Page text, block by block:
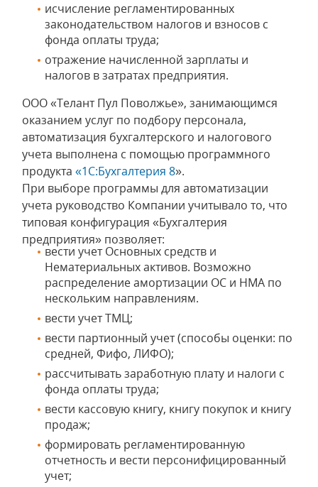
исчисление регламентированных
законодательством налогов и взносов с
фонда оплаты труда;
отражение начисленной зарплаты и
налогов в затратах предприятия.
ООО «Телант Пул Поволжье», занимающимся
оказанием услуг по подбору персонала,
автоматизация бухгалтерского и налогового
учета выполнена с помощью программного
продукта «1С:Бухгалтерия 8».
При выборе программы для автоматизации
учета руководство Компании учитывало то, что
типовая конфигурация «Бухгалтерия
предприятия» позволяет:
вести учет Основных средств и
Нематериальных активов. Возможно
распределение амортизации ОС и НМА по
нескольким направлениям.
вести учет ТМЦ;
вести партионный учет (способы оценки: по
средней, Фифо, ЛИФО);
рассчитывать заработную плату и налоги с
фонда оплаты труда;
вести кассовую книгу, книгу покупок и книгу
продаж;
формировать регламентированную
отчетность и вести персонифицированный
учет;